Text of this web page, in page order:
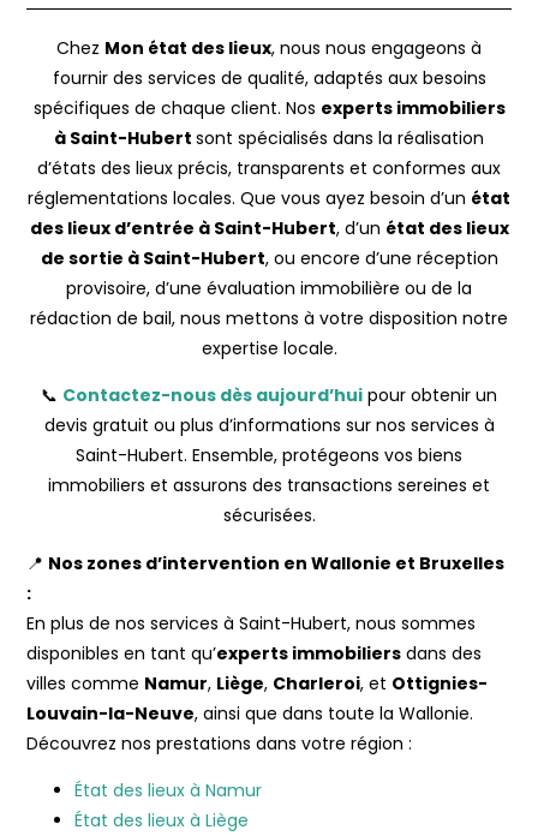
Chez Mon état des lieux, nous nous engageons à
fournir des services de qualité, adaptés aux besoins
spécifiques de chaque client. Nos experts immobiliers
à Saint-Hubert sont spécialisés dans la réalisation
d’états des lieux précis, transparents et conformes aux
réglementations locales. Que vous ayez besoin d’un état
des lieux d’entrée à Saint-Hubert, d’un état des lieux
de sortie à Saint-Hubert, ou encore d’une réception
provisoire, d’une évaluation immobilière ou de la
rédaction de bail, nous mettons à votre disposition notre
expertise locale.
📞 Contactez-nous dès aujourd’hui pour obtenir un
devis gratuit ou plus d’informations sur nos services à
Saint-Hubert. Ensemble, protégeons vos biens
immobiliers et assurons des transactions sereines et
sécurisées.
📍 Nos zones d’intervention en Wallonie et Bruxelles
:
En plus de nos services à Saint-Hubert, nous sommes
disponibles en tant qu’experts immobiliers dans des
villes comme Namur, Liège, Charleroi, et Ottignies-
Louvain-la-Neuve, ainsi que dans toute la Wallonie.
Découvrez nos prestations dans votre région :
État des lieux à Namur
État des lieux à Liège